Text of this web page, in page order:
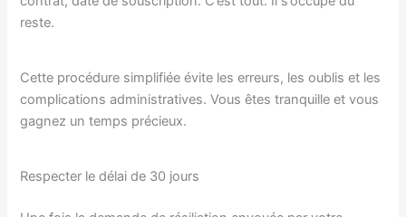
reste.
Cette procédure simplifiée évite les erreurs, les oublis et les
complications administratives. Vous êtes tranquille et vous
gagnez un temps précieux.
Respecter le délai de 30 jours